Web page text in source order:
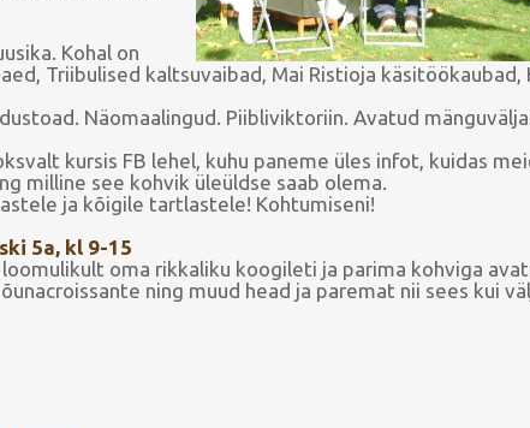
Kohal on
Triibulised kaltsuvaibad, Mai Ristioja
Näomaalingud. Piibliviktoriin. Avatud
kursis FB lehel, kuhu paneme üles infot, kuidas
milline see kohvik üleüldse saab olema.
ja kõigile tartlastele! Kohtumiseni!
5a, kl 9-15
oma rikkaliku koogileti ja parima kohviga
ning muud head ja paremat nii sees kui